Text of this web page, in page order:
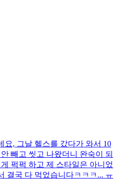
요, 그날 헬스를 갔다가 와서 10
빼고 씻고 나왔더니 완숙이 되
퍽퍽 하고 제 스타일은 아니었
결국 다 먹었습니다ㅋㅋㅋ... ㅠ